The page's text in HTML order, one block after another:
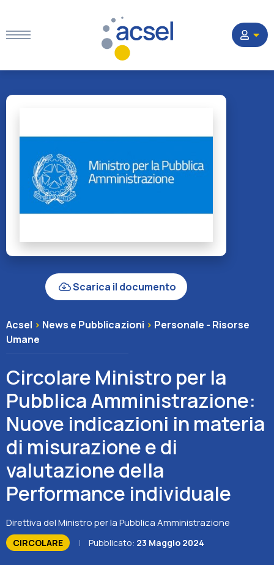
Corsi
Quesiti
Associazione
Contatti
Scarica il documento
Acsel > News e Pubblicazioni > Personale - Risorse
Umane
Circolare Ministro per la
Pubblica Amministrazione:
Nuove indicazioni in materia
di misurazione e di
valutazione della
Performance individuale
Direttiva del Ministro per la Pubblica Amministrazione
CIRCOLARE | Pubblicato: 23 Maggio 2024